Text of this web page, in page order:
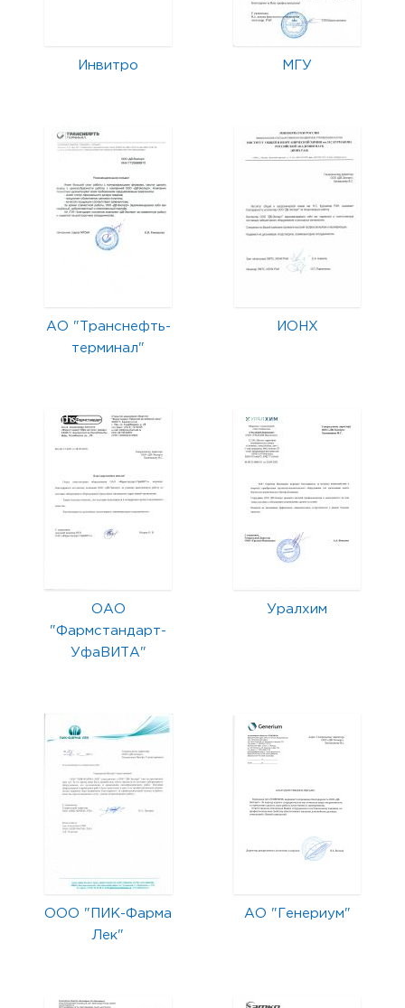
Инвитро МГУ
АО "Транснефть-
терминал"
ИОНХ
ОАО
"Фармстандарт-
УфаВИТА"
Уралхим
ООО "ПИК-Фарма
Лек"
АО "Генериум"